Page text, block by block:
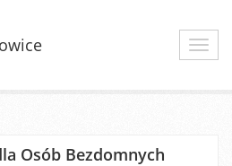
Osób Bezdomnych